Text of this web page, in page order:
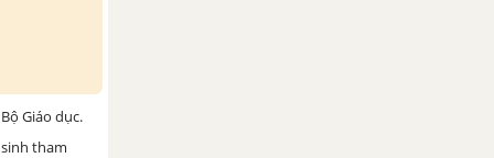
Giáo dục.
tham